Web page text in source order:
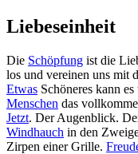
Liebeseinheit
Die Schöpfung ist die
los und vereinen uns mit
Etwas Schöneres kann
Menschen das
Jetzt. Der Augenblick.
Windhauch in den
Zirpen einer Grille.